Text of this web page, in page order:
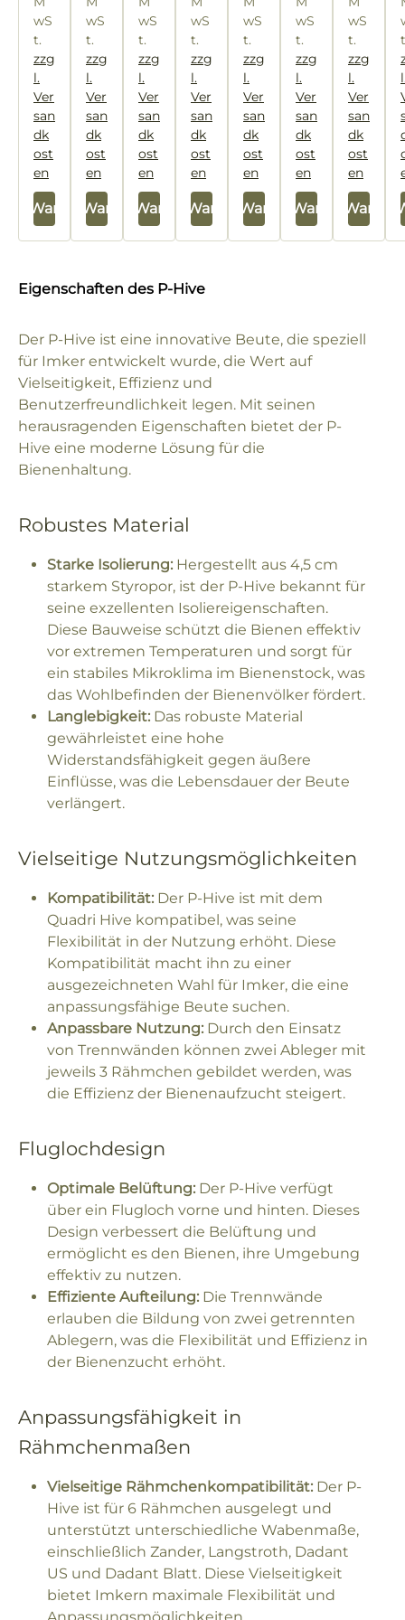
wS
t.
zzg
l.
Ver
san
dk
ost
en
Warenkorb
wS
t.
zzg
l.
Ver
san
dk
ost
en
In den Warenkorb
wS
t.
zzg
l.
Ver
san
dk
ost
en
In den Warenkorb
wS
t.
zzg
l.
Ver
san
dk
ost
en
In den Warenkorb
wS
t.
zzg
l.
Ver
san
dk
ost
en
In den Warenkorb
wS
t.
zzg
l.
Ver
san
dk
ost
en
In den Warenkorb
wS
t.
zzg
l.
Ver
san
dk
ost
en
In den In den
Eigenschaften des P-Hive
Der P-Hive ist eine innovative Beute, die speziell
für Imker entwickelt wurde, die Wert auf
Vielseitigkeit, Effizienz und
Benutzerfreundlichkeit legen. Mit seinen
herausragenden Eigenschaften bietet der P-
Hive eine moderne Lösung für die
Bienenhaltung.
Robustes Material
Starke Isolierung: Hergestellt aus 4,5 cm
starkem Styropor, ist der P-Hive bekannt für
seine exzellenten Isoliereigenschaften.
Diese Bauweise schützt die Bienen effektiv
vor extremen Temperaturen und sorgt für
ein stabiles Mikroklima im Bienenstock, was
das Wohlbefinden der Bienenvölker fördert.
Langlebigkeit: Das robuste Material
gewährleistet eine hohe
Widerstandsfähigkeit gegen äußere
Einflüsse, was die Lebensdauer der Beute
verlängert.
Vielseitige Nutzungsmöglichkeiten
Kompatibilität: Der P-Hive ist mit dem
Quadri Hive kompatibel, was seine
Flexibilität in der Nutzung erhöht. Diese
Kompatibilität macht ihn zu einer
ausgezeichneten Wahl für Imker, die eine
anpassungsfähige Beute suchen.
Anpassbare Nutzung: Durch den Einsatz
von Trennwänden können zwei Ableger mit
jeweils 3 Rähmchen gebildet werden, was
die Effizienz der Bienenaufzucht steigert.
Fluglochdesign
Optimale Belüftung: Der P-Hive verfügt
über ein Flugloch vorne und hinten. Dieses
Design verbessert die Belüftung und
ermöglicht es den Bienen, ihre Umgebung
effektiv zu nutzen.
Effiziente Aufteilung: Die Trennwände
erlauben die Bildung von zwei getrennten
Ablegern, was die Flexibilität und Effizienz in
der Bienenzucht erhöht.
Anpassungsfähigkeit in
Rähmchenmaßen
Vielseitige Rähmchenkompatibilität: Der P-
Hive ist für 6 Rähmchen ausgelegt und
unterstützt unterschiedliche Wabenmaße,
einschließlich Zander, Langstroth, Dadant
US und Dadant Blatt. Diese Vielseitigkeit
bietet Imkern maximale Flexibilität und